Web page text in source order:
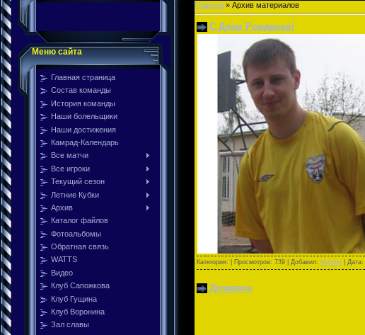
Меню сайта
Главная страница
Состав команды
История команды
Наши болельщики
Наши достижения
Камрад-Календарь
Все матчи
Все игроки
Текущий сезон
Летние Кубки
Архив
Каталог файлов
Фотоальбомы
Обратная связь
WATTS
Видео
Клуб Сапожкова
Клуб Гущина
Клуб Воронина
Зал славы
Главная » Архив материалов
С Днем Рождения!
Категория: | Просмотров: 739 | Добавил: Voronin | Дата:
Дозаявка